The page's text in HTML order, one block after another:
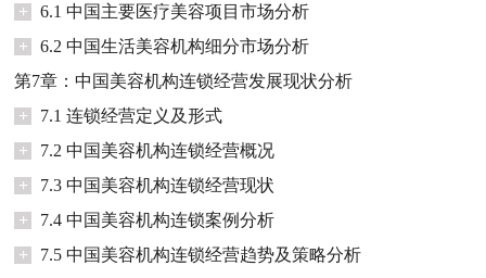
+
6.1 中国主要医疗美容项目市场分析
+
6.2 中国生活美容机构细分市场分析
第7章：中国美容机构连锁经营发展现状分析
+
7.1 连锁经营定义及形式
+
7.2 中国美容机构连锁经营概况
+
7.3 中国美容机构连锁经营现状
+
7.4 中国美容机构连锁案例分析
+
7.5 中国美容机构连锁经营趋势及策略分析